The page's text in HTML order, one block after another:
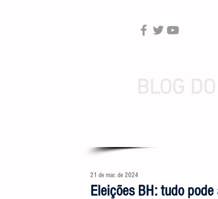
Eleições BH: tudo
21 de mar. de 2024